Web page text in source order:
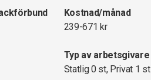
Kostnad/månad
239-671 kr
Typ av arbetsgivare
Statlig 0 st, Privat 1 st